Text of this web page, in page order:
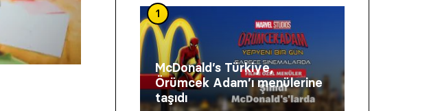
1
McDonald’s Türkiye,
Örümcek Adam’ı menülerine
taşıdı